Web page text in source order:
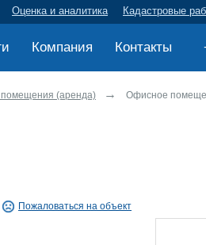
Оценка и аналитика Кадастровые
Компания Контакты
(аренда) Офисное
Пожаловаться на объект